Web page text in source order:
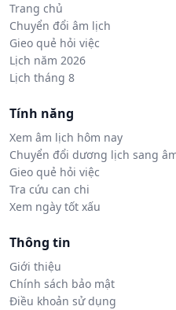
Trang chủ
Chuyển đổi âm lịch
Gieo quẻ hỏi việc
Lịch năm 2026
Lịch tháng 8
Tính năng
Xem âm lịch hôm nay
Chuyển đổi dương lịch sang
Gieo quẻ hỏi việc
Tra cứu can chi
Xem ngày tốt xấu
Thông tin
Giới thiệu
Chính sách bảo mật
Điều khoản sử dụng